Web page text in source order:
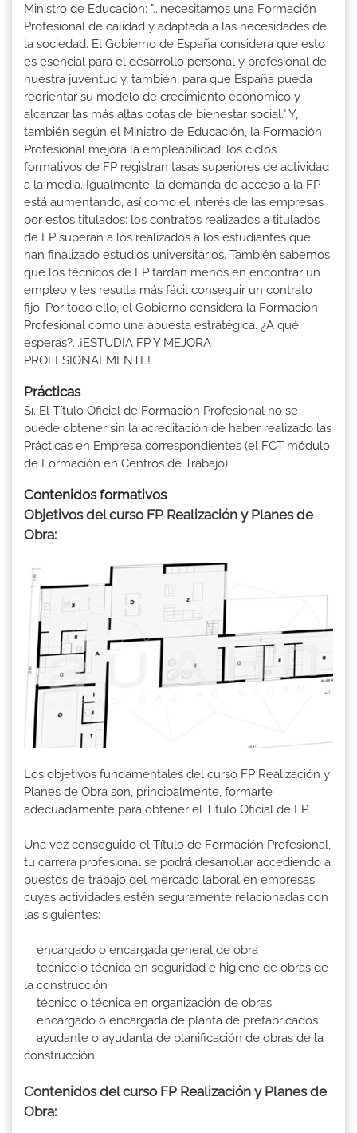
Ministro de Educación: "...necesitamos una Formación
Profesional de calidad y adaptada a las necesidades de
la sociedad. El Gobierno de España considera que esto
es esencial para el desarrollo personal y profesional de
nuestra juventud y, también, para que España pueda
reorientar su modelo de crecimiento económico y
alcanzar las más altas cotas de bienestar social." Y,
también según el Ministro de Educación, la Formación
Profesional mejora la empleabilidad: los ciclos
formativos de FP registran tasas superiores de actividad
a la media. Igualmente, la demanda de acceso a la FP
está aumentando, así como el interés de las empresas
por estos titulados: los contratos realizados a titulados
de FP superan a los realizados a los estudiantes que
han finalizado estudios universitarios. También sabemos
que los técnicos de FP tardan menos en encontrar un
empleo y les resulta más fácil conseguir un contrato
fijo. Por todo ello, el Gobierno considera la Formación
Profesional como una apuesta estratégica. ¿A qué
esperas?...¡ESTUDIA FP Y MEJORA
PROFESIONALMENTE!
Prácticas
Sí. El Título Oficial de Formación Profesional no se
puede obtener sin la acreditación de haber realizado las
Prácticas en Empresa correspondientes (el FCT módulo
de Formación en Centros de Trabajo).
Contenidos formativos
Objetivos del curso FP Realización y Planes de
Obra:
Los objetivos fundamentales del curso FP Realización y
Planes de Obra son, principalmente, formarte
adecuadamente para obtener el Titulo Oficial de FP.
Una vez conseguido el Título de Formación Profesional,
tu carrera profesional se podrá desarrollar accediendo a
puestos de trabajo del mercado laboral en empresas
cuyas actividades estén seguramente relacionadas con
las siguientes:
encargado o encargada general de obra
técnico o técnica en seguridad e higiene de obras de
la construcción
técnico o técnica en organización de obras
encargado o encargada de planta de prefabricados
ayudante o ayudanta de planificación de obras de la
construcción
Contenidos del curso FP Realización y Planes de
Obra: